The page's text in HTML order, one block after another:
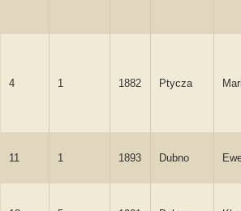
4 1 1882 Ptycza
11 1 1893 Dubno